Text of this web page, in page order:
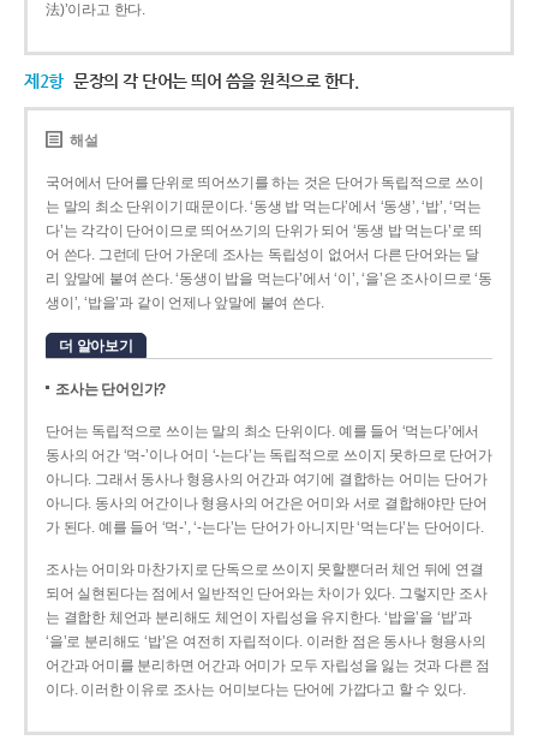
法)’이라고 한다.
제2항 문장의 각 단어는 띄어 씀을 원칙으로 한다.
해설
국어에서 단어를 단위로 띄어쓰기를 하는 것은 단어가 독립적으로 쓰이
는 말의 최소 단위이기 때문이다. ‘동생 밥 먹는다’에서 ‘동생’, ‘밥’, ‘먹는
다’는 각각이 단어이므로 띄어쓰기의 단위가 되어 ‘동생 밥 먹는다’로 띄
어 쓴다. 그런데 단어 가운데 조사는 독립성이 없어서 다른 단어와는 달
리 앞말에 붙여 쓴다. ‘동생이 밥을 먹는다’에서 ‘이’, ‘을’은 조사이므로 ‘동
생이’, ‘밥을’과 같이 언제나 앞말에 붙여 쓴다.
더 알아보기
조사는 단어인가?
단어는 독립적으로 쓰이는 말의 최소 단위이다. 예를 들어 ‘먹는다’에서
동사의 어간 ‘먹-­’이나 어미 ‘­-는다’는 독립적으로 쓰이지 못하므로 단어가
아니다. 그래서 동사나 형용사의 어간과 여기에 결합하는 어미는 단어가
아니다. 동사의 어간이나 형용사의 어간은 어미와 서로 결합해야만 단어
가 된다. 예를 들어 ‘먹-’, ‘-는다’는 단어가 아니지만 ‘먹는다’는 단어이다.
조사는 어미와 마찬가지로 단독으로 쓰이지 못할뿐더러 체언 뒤에 연결
되어 실현된다는 점에서 일반적인 단어와는 차이가 있다. 그렇지만 조사
는 결합한 체언과 분리해도 체언이 자립성을 유지한다. ‘밥을’을 ‘밥’과
‘을’로 분리해도 ‘밥’은 여전히 자립적이다. 이러한 점은 동사나 형용사의
어간과 어미를 분리하면 어간과 어미가 모두 자립성을 잃는 것과 다른 점
이다. 이러한 이유로 조사는 어미보다는 단어에 가깝다고 할 수 있다.